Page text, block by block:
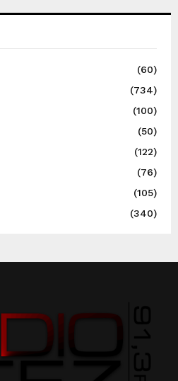
(60)
(734)
(100)
(50)
(122)
(76)
(105)
(340)